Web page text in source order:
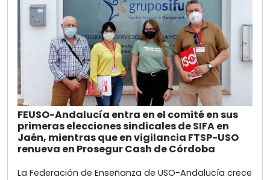
FEUSO-Andalucía entra en el comité en sus
primeras elecciones sindicales de SIFA en
Jaén, mientras que en vigilancia FTSP-USO
renueva en Prosegur Cash de Córdoba
La Federación de Enseñanza de USO-Andalucía crece